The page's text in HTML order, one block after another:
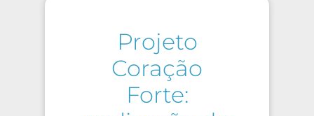
Projeto
Coração
Forte: